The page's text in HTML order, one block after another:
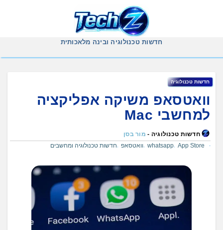
חדשות טכנולוגיה ובינה מלאכותית
חדשות טכנולוגיה
וואטסאפ משיקה אפליקציה
למחשבי Mac
חדשות טכנולוגיה - מור בסן
App Store
whatsapp וואטסאפ חדשות טכנולוגיה ומחשבים